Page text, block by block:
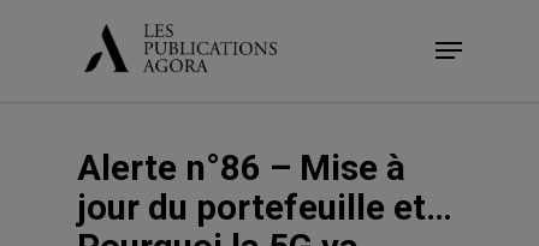
Menu
Alerte n°86 – Mise à
jour du portefeuille et…